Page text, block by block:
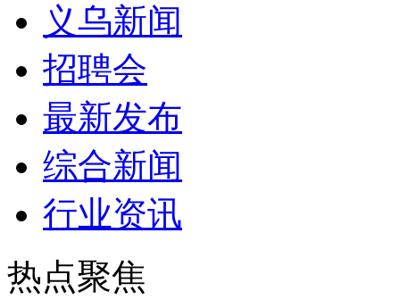
义乌新闻
招聘会
最新发布
综合新闻
行业资讯
热点聚焦